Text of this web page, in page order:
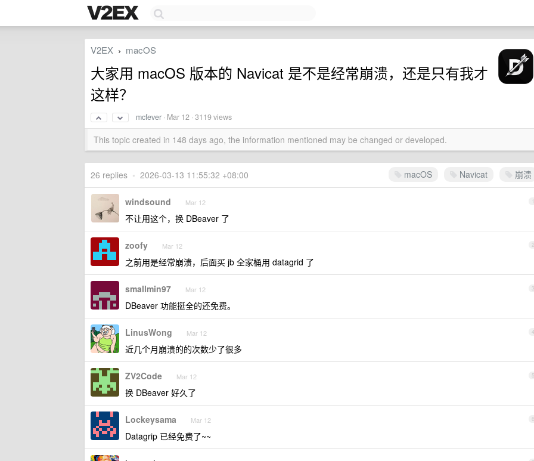
V2EX › macOS
大家用 macOS 版本的 Navicat 是不是经常崩溃，还是只有我才
这样？
mcfever · Mar 12 · 3119 views
This topic created in 148 days ago, the information mentioned may be changed or developed.
macOS Navicat 崩溃
26 replies • 2026-03-13 11:55:32 +08:00
1
windsound Mar 12
不让用这个，换 DBeaver 了
2
zoofy Mar 12
之前用是经常崩溃，后面买 jb 全家桶用 datagrid 了
3
smallmin97 Mar 12
DBeaver 功能挺全的还免费。
4
LinusWong Mar 12
近几个月崩溃的的次数少了很多
5
ZV2Code Mar 12
换 DBeaver 好久了
6
Lockeysama Mar 12
Datagrip 已经免费了~~